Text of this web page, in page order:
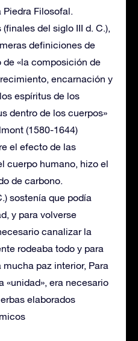
Filosofal.
del siglo III d. C.),
definiciones de
«la composición de
encarnación y
espíritus de los
dentro de los cuerpos»
(1580-1644)
el efecto de las
cuerpo humano, hizo el
de carbono.
sostenía que podía
y para volverse
canalizar la
rodeaba todo y para
paz interior, Para
«unidad», era necesario
elaborados